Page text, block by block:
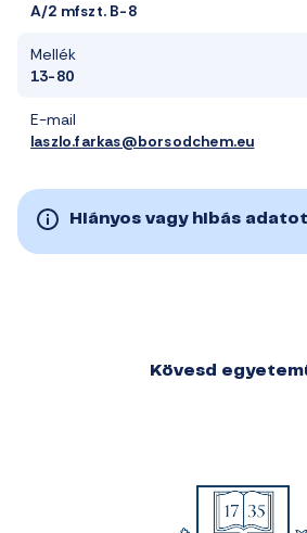
A/2 mfszt. B-8
Mellék
13-80
E-mail
laszlo.farkas@borsodchem.eu
Hiányos vagy hibás
Kövesd